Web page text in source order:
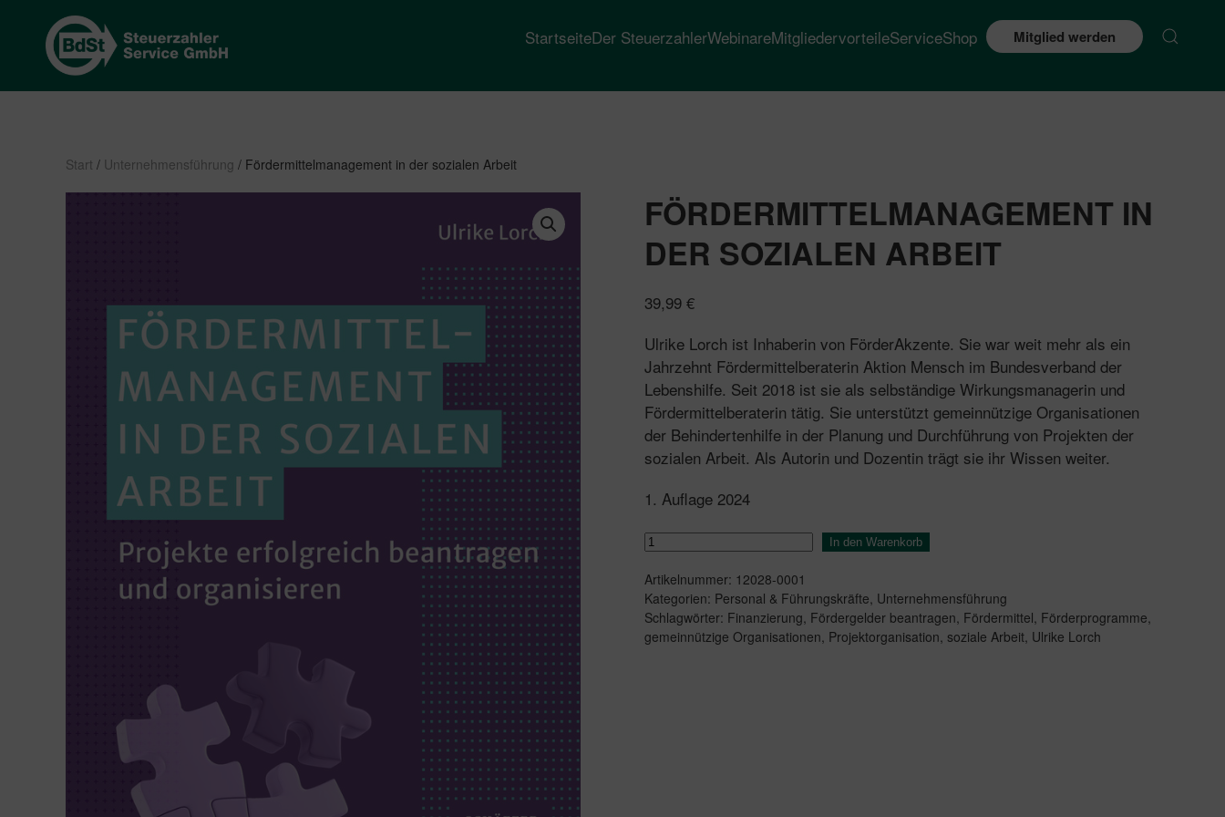
StartseiteDer SteuerzahlerWebinareMitgliedervorteileServiceShop Mitglied werden
Start / Unternehmensführung / Fördermittelmanagement in der sozialen Arbeit
FÖRDERMITTELMANAGEMENT IN
DER SOZIALEN ARBEIT
39,99 €
Ulrike Lorch ist Inhaberin von FörderAkzente. Sie war weit mehr als ein
Jahrzehnt Fördermittelberaterin Aktion Mensch im Bundesverband der
Lebenshilfe. Seit 2018 ist sie als selbständige Wirkungsmanagerin und
Fördermittelberaterin tätig. Sie unterstützt gemeinnützige Organisationen
der Behindertenhilfe in der Planung und Durchführung von Projekten der
sozialen Arbeit. Als Autorin und Dozentin trägt sie ihr Wissen weiter.
1. Auflage 2024
Fördermittelmanagement
der
sozialen
Arbeit
Menge
In den Warenkorb
Artikelnummer: 12028-0001
Kategorien: Personal & Führungskräfte, Unternehmensführung
Schlagwörter: Finanzierung, Fördergelder beantragen, Fördermittel, Förderprogramme,
gemeinnützige Organisationen, Projektorganisation, soziale Arbeit, Ulrike Lorch​